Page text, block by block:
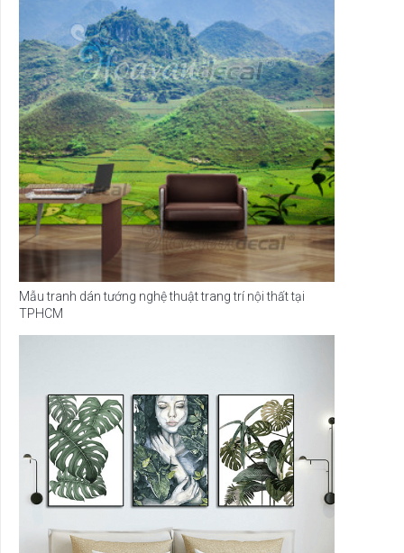
Mẫu tranh dán tướng nghệ thuật trang trí nội thất tại
TPHCM